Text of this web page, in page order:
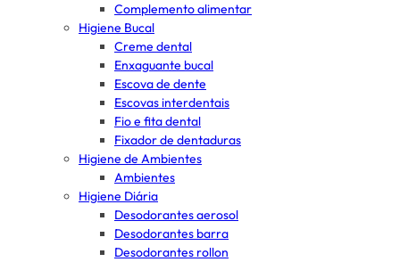
Complemento alimentar
Higiene Bucal
Creme dental
Enxaguante bucal
Escova de dente
Escovas interdentais
Fio e fita dental
Fixador de dentaduras
Higiene de Ambientes
Ambientes
Higiene Diária
Desodorantes aerosol
Desodorantes barra
Desodorantes rollon